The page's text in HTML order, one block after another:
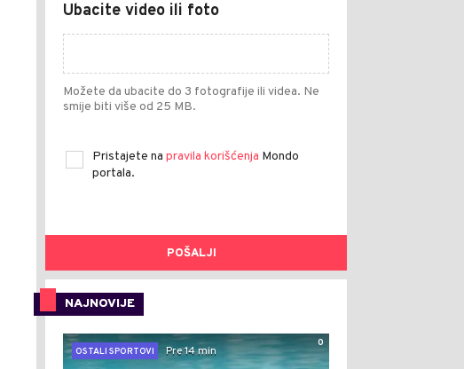
Ubacite video ili foto
Možete da ubacite do 3 fotografije ili videa. Ne
smije biti više od 25 MB.
Pristajete na pravila korišćenja Mondo
portala.
POŠALJI
NAJNOVIJE
0
OSTALI SPORTOVI
Pre 14 min